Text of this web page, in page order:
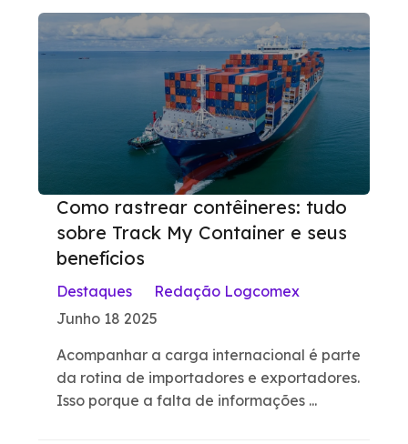
Como rastrear contêineres: tudo
sobre Track My Container e seus
benefícios
Destaques
Redação Logcomex
Junho 18 2025
Acompanhar a carga internacional é parte
da rotina de importadores e exportadores.
Isso porque a falta de informações ...